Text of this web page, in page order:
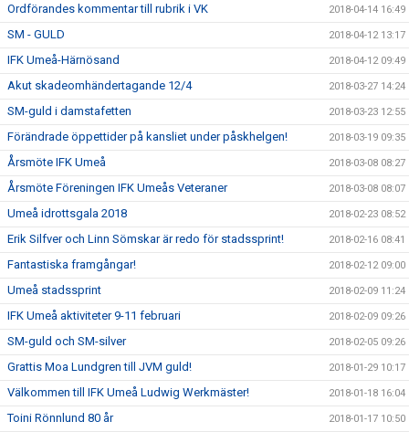
Ordförandes kommentar till rubrik i VK 2018-04-14 16:49
SM - GULD 2018-04-12 13:17
IFK Umeå-Härnösand 2018-04-12 09:49
Akut skadeomhändertagande 12/4 2018-03-27 14:24
SM-guld i damstafetten 2018-03-23 12:55
Förändrade öppettider på kansliet under påskhelgen! 2018-03-19 09:35
Årsmöte IFK Umeå 2018-03-08 08:27
Årsmöte Föreningen IFK Umeås Veteraner 2018-03-08 08:07
Umeå idrottsgala 2018 2018-02-23 08:52
Erik Silfver och Linn Sömskar är redo för stadssprint! 2018-02-16 08:41
Fantastiska framgångar! 2018-02-12 09:00
Umeå stadssprint 2018-02-09 11:24
IFK Umeå aktiviteter 9-11 februari 2018-02-09 09:26
SM-guld och SM-silver 2018-02-05 09:26
Grattis Moa Lundgren till JVM guld! 2018-01-29 10:17
Välkommen till IFK Umeå Ludwig Werkmäster! 2018-01-18 16:04
Toini Rönnlund 80 år 2018-01-17 10:50